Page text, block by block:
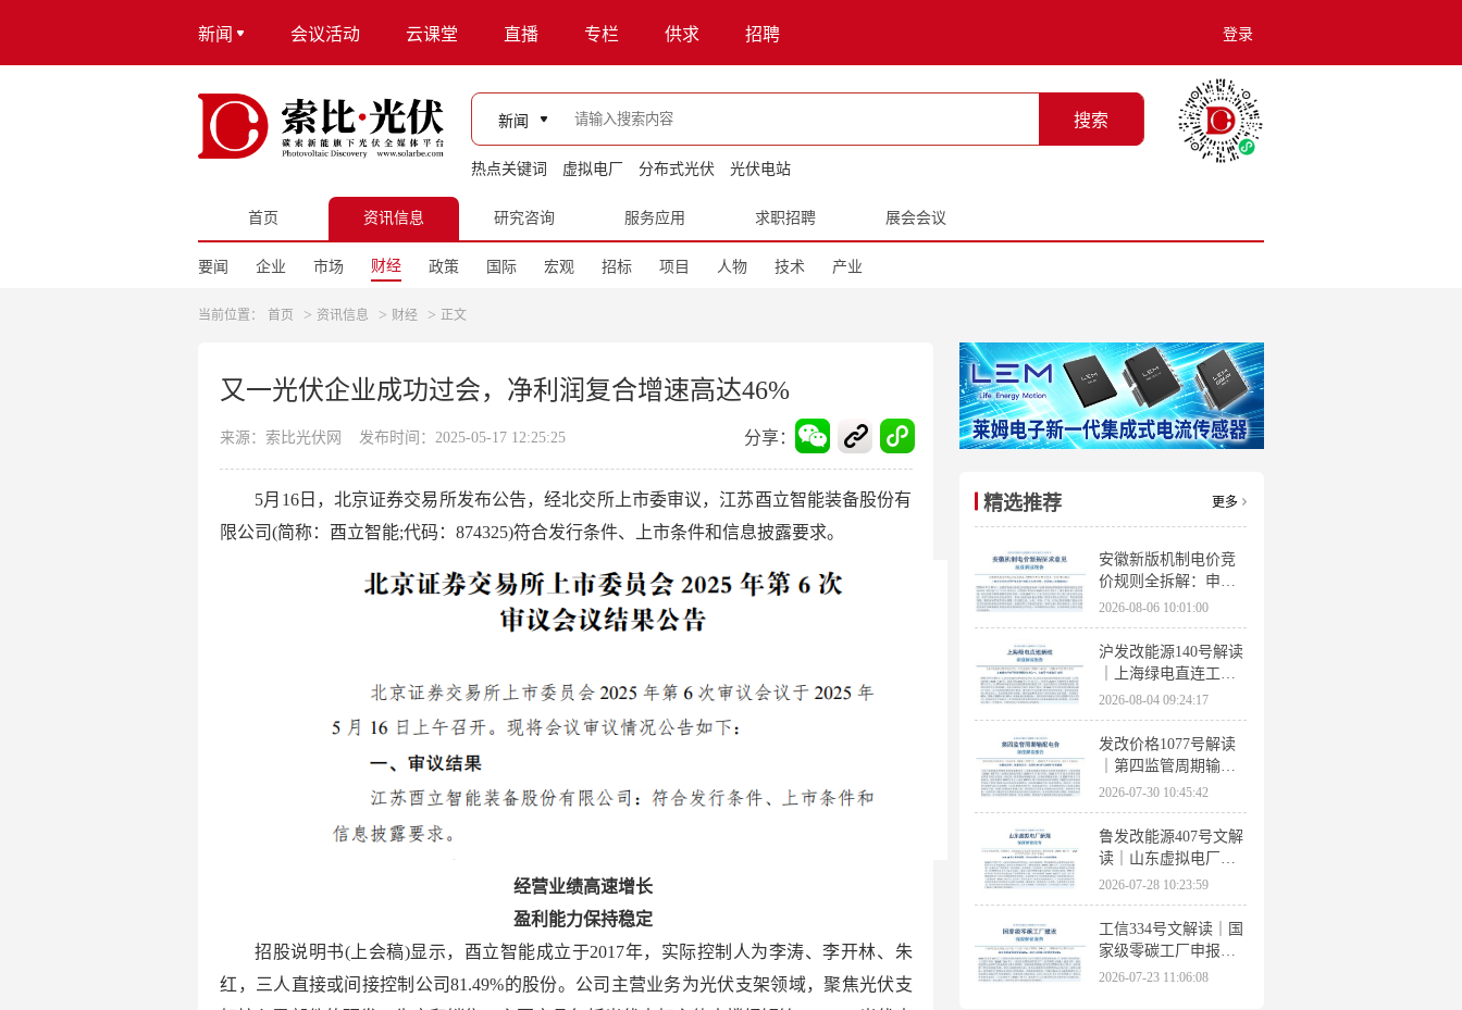
新闻 会议活动 云课堂 直播 专栏 供求 招聘 登录
新闻 搜索
热点关键词 虚拟电厂 分布式光伏 光伏电站
首页 资讯信息 研究咨询 服务应用 求职招聘 展会会议
要闻 企业 市场 财经 政策 国际 宏观 招标 项目 人物 技术 产业
当前位置： 首页 > 资讯信息 > 财经 > 正文
又一光伏企业成功过会，净利润复合增速高达46%
来源：索比光伏网 发布时间：2025-05-17 12:25:25 分享：
5月16日，北京证券交易所发布公告，经北交所上市委审议，江苏酉立智能装备股份有
限公司(简称：酉立智能;代码：874325)符合发行条件、上市条件和信息披露要求。
经营业绩高速增长
盈利能力保持稳定
招股说明书(上会稿)显示，酉立智能成立于2017年，实际控制人为李涛、李开林、朱
红，三人直接或间接控制公司81.49%的股份。公司主营业务为光伏支架领域，聚焦光伏支
精选推荐 更多
安徽新版机制电价竞
价规则全拆解：申报
条件、保函罚则、出
清机制、聚合商门槛
2026-08-06 10:01:00
沪发改能源140号解读
｜上海绿电直连工作
方案 申报条件、源荷
指标、场景优先级全
梳理
2026-08-04 09:24:17
发改价格1077号解读
｜第四监管周期输配
电价落地 电量电价下
调容量电价上调
2026-07-30 10:45:42
鲁发改能源407号文解
读｜山东虚拟电厂管
理办法全文 分布式光
伏打包入市规则详解
2026-07-28 10:23:59
工信334号文解读｜国
家级零碳工厂申报条
件、三大硬性指标、
2026-07-23 11:06:08